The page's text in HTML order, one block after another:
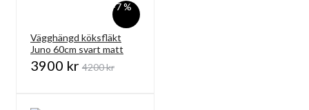
-7 %
Vägghängd köksfläkt
Juno 60cm svart matt
3900 kr 4200 kr